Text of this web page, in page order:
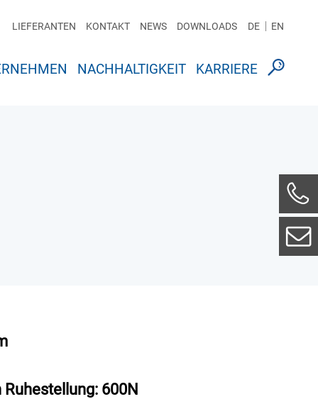
DE EN
LIEFERANTEN KONTAKT NEWS DOWNLOADS
NACHHALTIGKEIT KARRIERE
600N